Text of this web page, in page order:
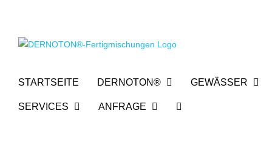
springen
STARTSEITE DERNOTON® GEWÄSSER
SERVICES ANFRAGE